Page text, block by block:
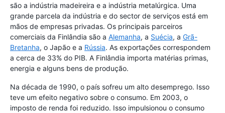
são a indústria madeireira e a indústria metalúrgica. Uma
grande parcela da indústria e do sector de serviços está em
mãos de empresas privadas. Os principais parceiros
comerciais da Finlândia são a Alemanha, a Suécia, a Grã-
Bretanha, o Japão e a Rússia. As exportações correspondem
a cerca de 33% do PIB. A Finlândia importa matérias primas,
energia e alguns bens de produção.
Na década de 1990, o país sofreu um alto desemprego. Isso
teve um efeito negativo sobre o consumo. Em 2003, o
imposto de renda foi reduzido. Isso impulsionou o consumo